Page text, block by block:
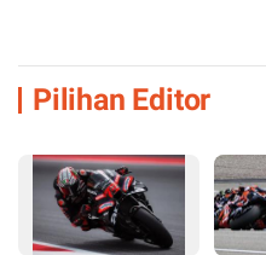
Pilihan Editor